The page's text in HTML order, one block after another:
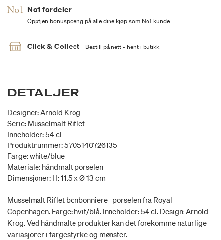
No1 fordeler
Opptjen bonuspoeng på alle dine kjøp som No1 kunde
Click & Collect Bestill på nett - hent i butikk
DETALJER
Designer: Arnold Krog
Serie: Musselmalt Riflet
Inneholder: 54 cl
Produktnummer: 5705140726135
Farge: white/blue
Materiale: håndmalt porselen
Dimensjoner: H: 11.5 x Ø 13 cm
Musselmalt Riflet bonbonniere i porselen fra Royal
Copenhagen. Farge: hvit/blå. Inneholder: 54 cl. Design: Arnold
Krog. Ved håndmalte produkter kan det forekomme naturlige
variasjoner i fargestyrke og mønster.